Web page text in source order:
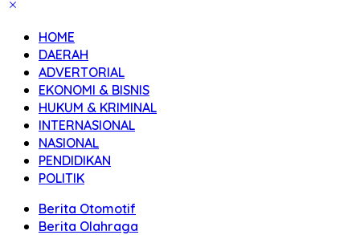
HOME
DAERAH
ADVERTORIAL
EKONOMI & BISNIS
HUKUM & KRIMINAL
INTERNASIONAL
NASIONAL
PENDIDIKAN
POLITIK
Berita Otomotif
Berita Olahraga